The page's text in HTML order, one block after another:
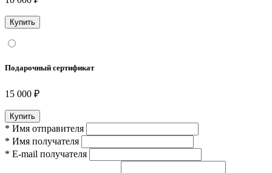
Подарочный сертификат
15 000 ₽
* Имя отправителя
* Имя получателя
* E-mail получателя